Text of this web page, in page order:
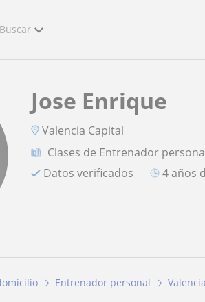
Buscar
Jose Enrique
Valencia Capital
Clases de Entrenador
Datos verificados
4
Entrenador personal Valencia